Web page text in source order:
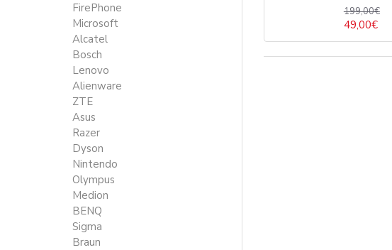
FirePhone
Microsoft
Alcatel
Bosch
Lenovo
Alienware
ZTE
Asus
Razer
Dyson
Nintendo
Olympus
Medion
BENQ
Sigma
Braun
49,00€
199,00€